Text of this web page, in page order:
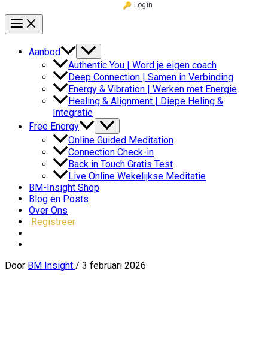
Login
Aanbod
Authentic You | Word je eigen coach
Deep Connection | Samen in Verbinding
Energy & Vibration | Werken met Energie
Healing & Alignment | Diepe Heling &
Integratie
Free Energy
Online Guided Meditation
Connection Check-in
Back in Touch Gratis Test
Live Online Wekelijkse Meditatie
BM-Insight Shop
Blog en Posts
Over Ons
Registreer
Door BM Insight / 3 februari 2026